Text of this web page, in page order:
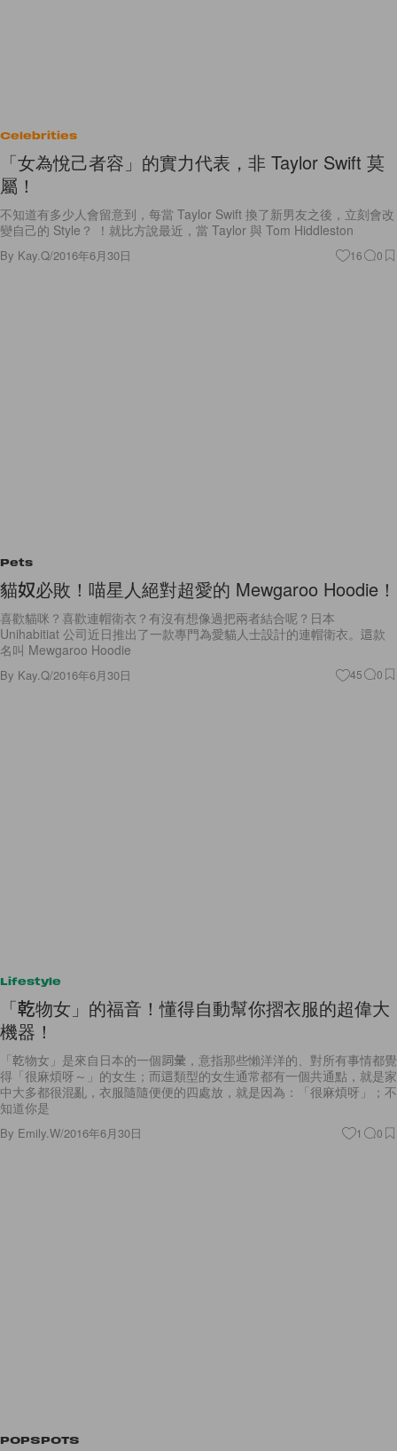
Celebrities
「女為悅己者容」的實力代表，非 Taylor Swift 莫
屬！
不知道有多少人會留意到，每當 Taylor Swift 換了新男友之後，立刻會改
變自己的 Style？ ！就比方說最近，當 Taylor 與 Tom Hiddleston
By Kay.Q/2016年6月30日 16 0
Pets
貓奴必敗！喵星人絕對超愛的 Mewgaroo Hoodie！
喜歡貓咪？喜歡連帽衛衣？有沒有想像過把兩者結合呢？日本
Unihabitiat 公司近日推出了一款專門為愛貓人士設計的連帽衛衣。這款
名叫 Mewgaroo Hoodie
By Kay.Q/2016年6月30日 45 0
Lifestyle
「乾物女」的福音！懂得自動幫你摺衣服的超偉大
機器！
「乾物女」是來自日本的一個詞彙，意指那些懶洋洋的、對所有事情都覺
得「很麻煩呀～」的女生；而這類型的女生通常都有一個共通點，就是家
中大多都很混亂，衣服隨隨便便的四處放，就是因為：「很麻煩呀」；不
知道你是
By Emily.W/2016年6月30日 1 0
POPSPOTS